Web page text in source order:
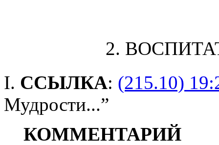
2.
I. ССЫЛКА: (215.10)
Мудрости...”
КОММЕНТАРИЙ